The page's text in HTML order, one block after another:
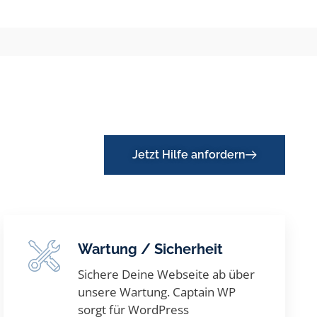
Jetzt Hilfe anfordern
Wartung / Sicherheit
Sichere Deine Webseite ab über
unsere Wartung. Captain WP
sorgt für WordPress